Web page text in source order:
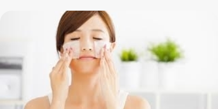
壓力與損害也會讓肌膚變的更加脆弱，同時加速自由基的產生導致
老化。想要反轉逆齡肌，找回年輕肌齡，水蓮花複合因子Sepicalm
緩與防禦的作用，也可保護時常曝曬於陽光底下皮膚的健康，因為
當太陽照射時，水蓮花複合因子Sepicalm VG還能鎖住水分，保持皮
膚澎潤感，等於是敏感肌的救星。 （水蓮花複合因子 Sepicalm VG
可有效的對抗外界的紫外線所帶來的侵害，達到舒緩與防禦的作
用。 圖 片提供優活健康網） 保養品成分天然單純 切勿選擇來路不
周破壞很嚴重的病人，則需要比較長時間讓牙齒適應，同時應尋求
專業牙周病科醫師的後續治療。郭祉吟醫師表示，如果民眾可以遵
循正確潔牙步驟，定期回診檢查牙齒同時洗牙，當然在看診過程中
可以減少很多不適，也可以讓口腔更加健康！
依據環保署資料顯示，昨日晚間起東北季風再增強，中南部地區空
氣品質指標「橘色」提醒，敏感族群早上出門要多注意個人衛生安
全。如果因為空屋而選擇不出門，也要注意室內空氣流通，加強空
氣品質維護，才不會影響工作效率。定期檢測二氧化碳濃度 有效
預防空氣差問題南投醫院環保專責人員劉婉甄表示，每人每天約有8
至9成的時間處於室內環境中，室內空氣品質的好壞，對人體健康及
工作效率影響甚鉅，加強室內空氣品質的維護、減少污染來源刻不
容緩。醫院可以定期自主檢測院區內的二氧化碳濃度，針對巡檢不